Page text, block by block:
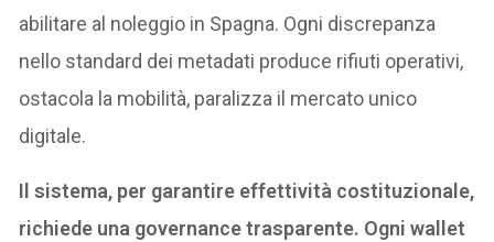
abilitare al noleggio in Spagna. Ogni discrepanza
nello standard dei metadati produce rifiuti operativi,
ostacola la mobilità, paralizza il mercato unico
digitale.
Il sistema, per garantire effettività costituzionale,
richiede una governance trasparente. Ogni wallet